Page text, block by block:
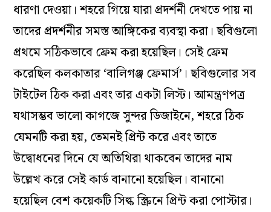
ধারণা দেওয়া। শহরে গিয়ে যারা প্রদর্শনী দেখতে পায় না
তাদের প্রদর্শনীর সমস্ত আঙ্গিকের ব্যবস্থা করা। ছবিগুলো
প্রথমে সঠিকভাবে ফ্রেম করা হয়েছিল। সেই ফ্রেম
করেছিল কলকাতার ‘বালিগঞ্জ ফ্রেমার্স’। ছবিগুলোর সব
টাইটেল ঠিক করা এবং তার একটা লিস্ট। আমন্ত্রণপত্র
যথাসম্ভব ভালো কাগজে সুন্দর ডিজাইনে, শহরে ঠিক
যেমনটি করা হয়, তেমনই প্রিন্ট করে এবং তাতে
উদ্বোধনের দিনে যে অতিথিরা থাকবেন তাদের নাম
উল্লেখ করে সেই কার্ড বানানো হয়েছিল। বানানো
হয়েছিল বেশ কয়েকটি সিল্ক স্ক্রিনে প্রিন্ট করা পোস্টার।